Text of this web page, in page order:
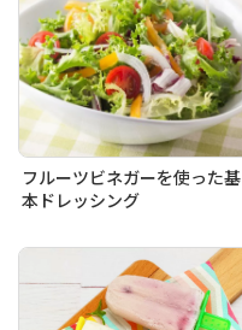
フルーツビネガーを使った基
本ドレッシング